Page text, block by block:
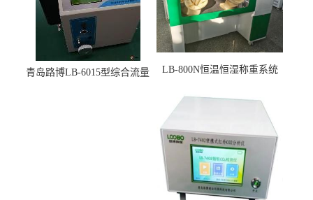
青岛路博LB-6015型综合流量
LB-800N恒温恒湿称重系统